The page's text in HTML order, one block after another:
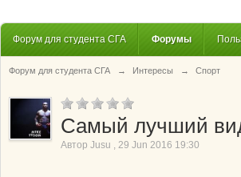
Форум для студента СГА Форумы
Форум для студента СГА → Интересы → Спорт
Самый лучший
Автор Jusu , 29 Jun 2016 19:30